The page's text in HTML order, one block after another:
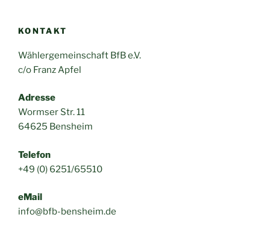
KONTAKT
Wählergemeinschaft BfB e.V.
c/o Franz Apfel
Adresse
Wormser Str. 11
64625 Bensheim
Telefon
+49 (0) 6251/65510
eMail
info@bfb-bensheim.de